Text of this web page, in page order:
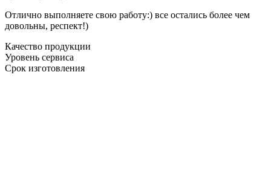
Отлично выполняете свою работу:) все остались более чем
довольны, респект!)
Качество продукции
Уровень сервиса
Срок изготовления